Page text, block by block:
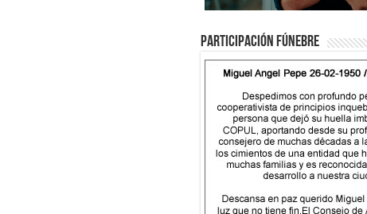
Participación fúnebre